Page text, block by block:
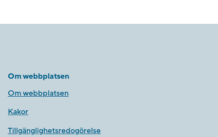
Om webbplatsen
Om webbplatsen
Kakor
Tillgänglighetsredogörelse